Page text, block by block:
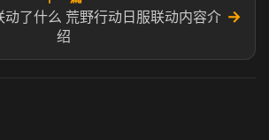
动了什么 荒野行动日服联动内容介
绍
→